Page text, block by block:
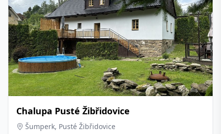
Chalupa Pusté Žibřidovice
Šumperk, Pusté Žibřidovice